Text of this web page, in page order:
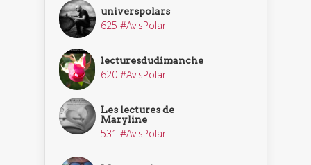
universpolars
625 #AvisPolar
lecturesdudimanche
620 #AvisPolar
Les lectures de
Maryline
531 #AvisPolar